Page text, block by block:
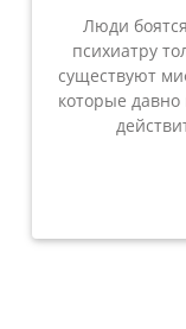
Люди
психиатру
существуют
которые давно